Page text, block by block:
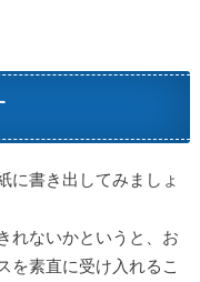
に書き出してみましょ
れないかというと、お
を素直に受け入れるこ